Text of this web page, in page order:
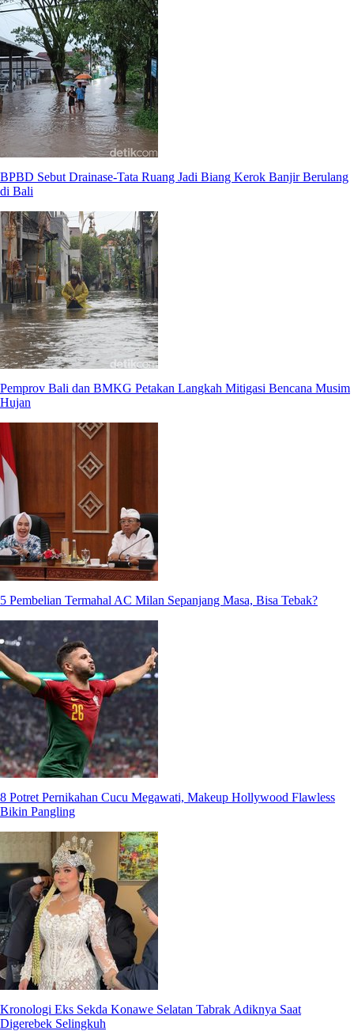
BPBD Sebut Drainase-Tata Ruang Jadi Biang Kerok Banjir Berulang
di Bali
Pemprov Bali dan BMKG Petakan Langkah Mitigasi Bencana Musim
Hujan
5 Pembelian Termahal AC Milan Sepanjang Masa, Bisa Tebak?
8 Potret Pernikahan Cucu Megawati, Makeup Hollywood Flawless
Bikin Pangling
Kronologi Eks Sekda Konawe Selatan Tabrak Adiknya Saat
Digerebek Selingkuh